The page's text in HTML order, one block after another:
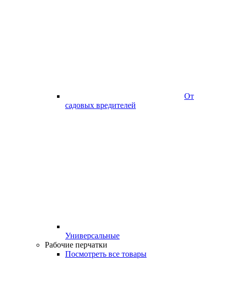
От
садовых вредителей
Универсальные
Рабочие перчатки
Посмотреть все товары